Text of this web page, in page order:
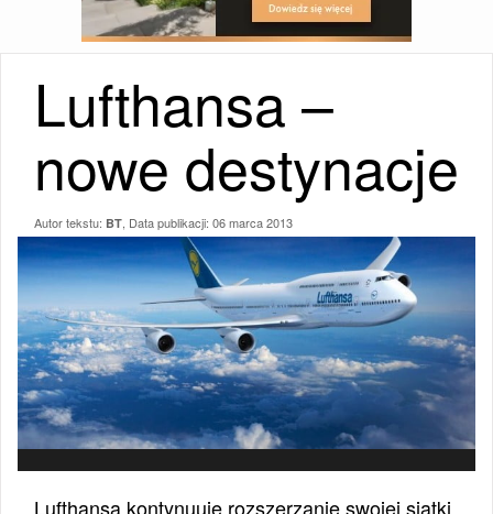
Lufthansa –
nowe destynacje
Autor tekstu: BT , Data publikacji: 06 marca 2013
Lufthansa kontynuuje rozszerzanie swojej siatki